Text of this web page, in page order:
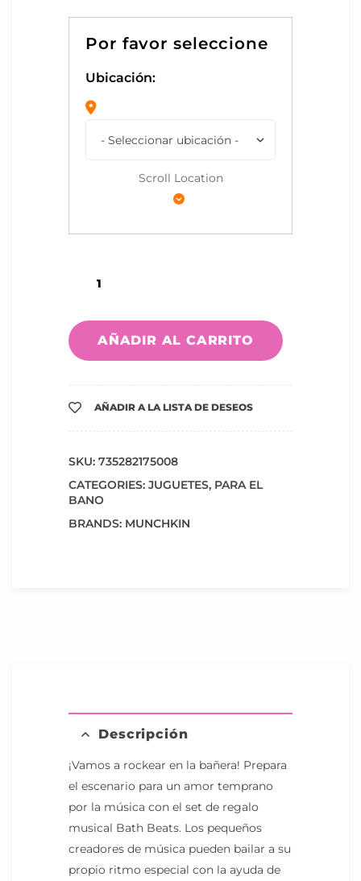
Ubicación:
Scroll Location
AÑADIR AL CARRITO
AÑADIR A LA LISTA DE DESEOS
SKU: 735282175008
CATEGORIES: JUGUETES, PARA EL
BANO
BRANDS: MUNCHKIN
Descripción
¡Vamos a rockear en la bañera! Prepara
el escenario para un amor temprano
por la música con el set de regalo
musical Bath Beats. Los pequeños
creadores de música pueden bailar a su
propio ritmo especial con la ayuda de